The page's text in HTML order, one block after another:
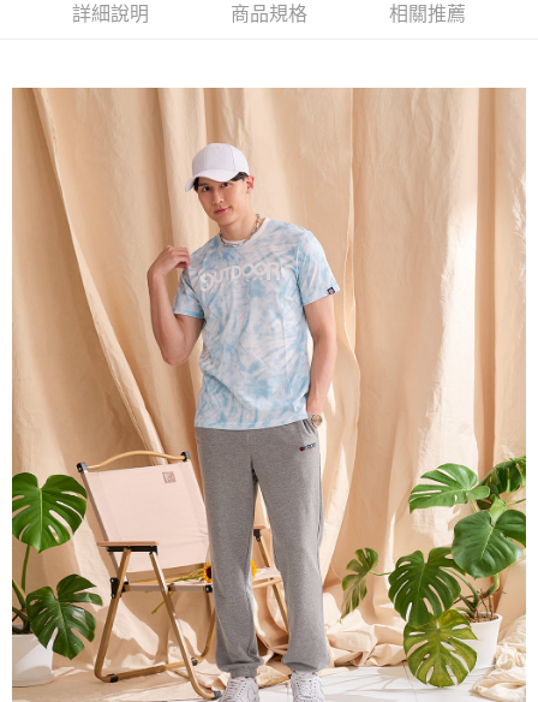
成交易。
法說明評估內容。
【繳款方式說明】
1.分期款項不併入電信帳單，「大哥付你分期」於每月結算日後寄送繳費提
醒簡訊。
2.透過簡訊連結打開帳單後，可選擇「超商條碼／台灣大直營門市／銀行轉
帳／街口支付／iPASS MONEY」等通路繳費。
【注意事項】
1.本服務係由「台灣大哥大股份有限公司」（以下簡稱本公司）所提供，讓
用戶於交易時，得透過本服務購買商品或服務，並由商店將買賣／分期付款
買賣價金債權讓與本公司後，依約使用本公司帳單繳交帳款。
2.基於同意付款使用「大哥付你分期」之契約關係目的，商店將以您的個人
資料（包含姓名、電話或地址）提供予台灣大哥大進項蒐集、處理及利用，
由本公司與您本人進行分期帳單所需資料之確認、核對及更正。
3.完整用戶服務條款，請詳閱以下連結： https://oppay.tw/userRule
AFTEE先享後付是「在收到商品之後才付款」的支付方式。 讓您購物簡單
２．便利：只要手機號碼，簡訊認證，即可結帳。
３．安心：先確認商品／服務後，再付款。
【「AFTEE先享後付」結帳流程】
１．於結帳方式選擇「AFTEE先享後付」後，將跳轉至「AFTEE先享後付」
結帳頁面，進行簡訊認證並確認金額後，即可完成結帳。
２．訂單成立數日內，您將收到繳費通知簡訊。
３．收到繳費通知簡訊後14天內，點擊此簡訊中的連結，可透過四大超商／
ATM／網路銀行／等多元方式進行付款，方視為交易完成。
※ 請注意：結帳手續完成當下不需立刻繳費，但若您需要取消訂單，請聯絡
購買商品的店家。未經商家同意取消之訂單仍視為有效，需透過AFTEE先享
後付繳納相關費用。
※ 交易是否成功請以「AFTEE先享後付 」之結帳頁面顯示為準，若有關於
是否繳費成功／繳費後需取消欲退款等相關疑問，請聯繫「AFTEE先享後付
客戶支援中心」https://netprotections.freshdesk.com/support/home
１．透過由恩沛科技股份有限公司提供之「AFTEE先享後付」服務完成之交
易，需依本服務之必要範圍內提供個人資料，並將交易相關給付款項請求債
權轉讓予恩沛科技股份有限公司。
２．關於個人資料處理事宜，請瀏覽以下網址：
https://aftee.tw/terms/#terms3
３．未成年的使用者請事先徵得法定代理人或監護人之同意方可使用
「AFTEE先享後付」，若未經同意申辦者引起之損失，本公司不負相關責
任。
４．使用「AFTEE先享後付」時，將依據個別帳號之用戶狀況，依本公司即
時審查核予不同之上限額度；若仍有額度不足之情形，本公司將視審查結果
請求用戶進行身份認證。
５．嚴禁一人註冊多個帳號或使用他人資訊註冊。若發現惡意使用之情形，
ATM付款
全家取貨付款
每筆NT$80，滿NT$1,000(含以上)免運費
付款後全家取貨
每筆NT$80，滿NT$1,000(含以上)免運費
萊爾富取貨付款
每筆NT$80，滿NT$1,000(含以上)免運費
付款後萊爾富取貨
每筆NT$80，滿NT$1,000(含以上)免運費
7-11取貨付款
每筆NT$80，滿NT$1,000(含以上)免運費
付款後7-11取貨
每筆NT$80，滿NT$1,000(含以上)免運費
宅配
每筆NT$80，滿NT$1,000(含以上)免運費
外島宅配
每筆NT$200
詳細說明 商品規格 相關推薦